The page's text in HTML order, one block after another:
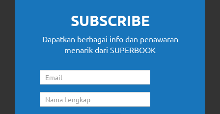
SUBSCRIBE
Dapatkan berbagai info dan penawaran
menarik dari SUPERBOOK